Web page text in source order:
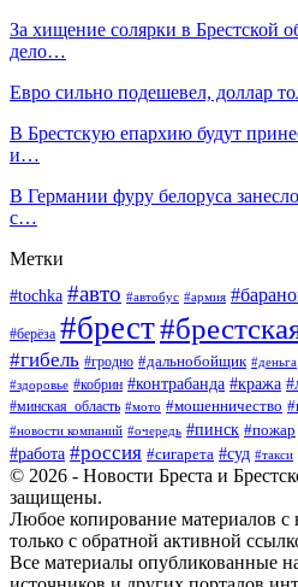
За хищение солярки в Брестской
дело…
Евро сильно подешевел, доллар
В Брестскую епархию будут
и…
В Германии фуру белоруса
с…
Метки
#tochka #авто #автобус #армия
#берёза #брест
#гибель #гродно #дальнобойщик #деньга
#здоровье #кобрин #контрабанда #кража
#минская_область #мото #мошенничество
#новости компаний #очередь #пинск #пожар
#работа #россия #сигарета #суд #такси
© 2026 - Новости Бреста и
защищены.
Любое копирование материалов с
только с обратной активной
Все материалы опубликованные